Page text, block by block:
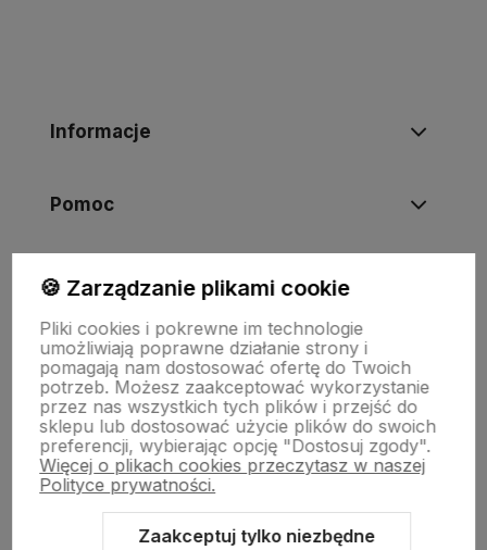
Informacje
Pomoc
Moje konto
Swiat Edibutik
🍪 Zarządzanie plikami cookie
Pliki cookies i pokrewne im technologie
umożliwiają poprawne działanie strony i
pomagają nam dostosować ofertę do Twoich
potrzeb. Możesz zaakceptować wykorzystanie
przez nas wszystkich tych plików i przejść do
sklepu lub dostosować użycie plików do swoich
preferencji, wybierając opcję "Dostosuj zgody".
Więcej o plikach cookies przeczytasz w naszej
Polityce prywatności.
Zaakceptuj tylko niezbędne